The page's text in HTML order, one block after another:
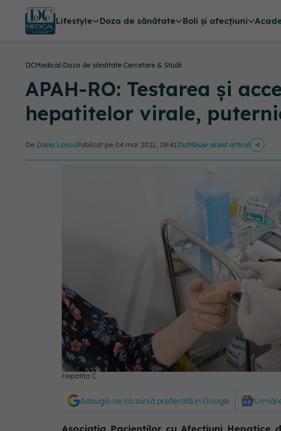
Lifestyle Doza de sănătate Boli și afecțiuni
DCMedical›Doza de sănătate›Cercetare & Studii
APAH-RO: Testarea și
hepatitelor virale,
De Dana Lascu Publicat pe 04 mar 2021, 08:41Distribuie acest articol
Hepatita C
Adaugă-ne ca sursă preferată în Google
Asociația Pacienților cu Afecțiuni Hepatice